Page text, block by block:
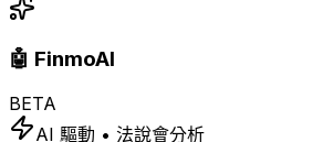
🤖 FinmoAI
BETA
AI 驅動 • 法說會分析